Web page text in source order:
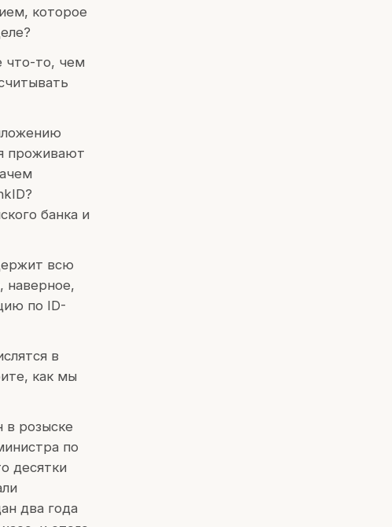
которое
что-то, чем
проживают
банка и
всю
по ID-
в
как мы
в розыске
по
десятки
два года